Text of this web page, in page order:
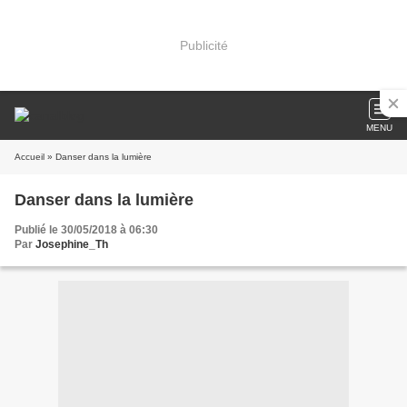
Publicité
MENU
Accueil » Danser dans la lumière
Danser dans la lumière
Publié le 30/05/2018 à 06:30
Par Josephine_Th